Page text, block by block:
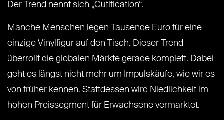
Der Trend nennt sich „Cutification“.
Manche Menschen legen Tausende Euro für eine
einzige Vinylfigur auf den Tisch. Dieser Trend
überrollt die globalen Märkte gerade komplett. Dabei
geht es längst nicht mehr um Impulskäufe, wie wir es
von früher kennen. Stattdessen wird Niedlichkeit im
hohen Preissegment für Erwachsene vermarktet.